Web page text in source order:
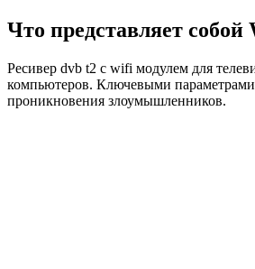
Что представляет собой
Ресивер dvb t2 с wifi модулем для
компьютеров. Ключевыми
проникновения злоумышленников.